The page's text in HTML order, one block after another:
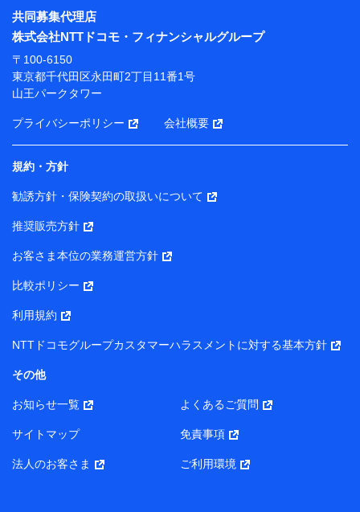
維持管理等の委託業務遂行のため、またそれらに付帯、
関連する当社または株式会社NTTドコモ・フィナンシャ
ルグループおよび提携会社のサービスを案内、提供する
ため
（各サービスで取得したサービス利用履歴、ウェブサイ
トの閲覧履歴、購買履歴、ご契約内容等のパーソナルデ
ータを分析して、お客さまの趣味・嗜好・傾向に応じた
サービス・商品等に関するご提案や広告の配信等を行う
ことがあります。）
各種セミナーの開催のため
コンサルティングサービスの実施のため
アンケートやキャンペーン等の実施のため
上記に係る案内・手続き・管理等付帯業務を行うため
所・代表者名】
り）
株式会社NTTドコモ・フィナンシャルグループ 代表取締役
社長 廣井 孝史
東京都中央区日本橋人形町2-14-10 アーバンネット日本橋
株式会社ドコモ・インシュアランス 代表取締役社長 吉
村 忠義
また当社は、オンライン面談による保険のご相談にあたっ
共同募集代理店
株式会社NTTドコモ・フィナンシャルグループ
〒100-6150
東京都千代田区永田町2丁目11番1号
山王パークタワー
プライバシーポリシー 会社概要
規約・方針
勧誘方針・保険契約の取扱いについて
推奨販売方針
お客さま本位の業務運営方針
比較ポリシー
利用規約
NTTドコモグループカスタマーハラスメントに対する基本方針
その他
お知らせ一覧 よくあるご質問
サイトマップ 免責事項
法人のお客さま ご利用環境